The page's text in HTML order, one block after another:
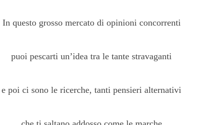
In questo grosso mercato di opinioni concorrenti
puoi pescarti un’idea tra le tante stravaganti
e poi ci sono le ricerche, tanti pensieri alternativi